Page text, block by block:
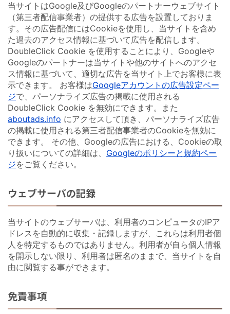
当サイトはGoogle及びGoogleのパートナーウェブサイト
（第三者配信事業者）の提供する広告を設置しておりま
す。その広告配信にはCookieを使用し、当サイトを含め
た過去のアクセス情報に基づいて広告を配信します。
DoubleClick Cookie を使用することにより、Googleや
Googleのパートナーは当サイトや他のサイトへのアクセ
ス情報に基づいて、適切な広告を当サイト上でお客様に表
示できます。 お客様はGoogleアカウントの広告設定ペー
ジで、パーソナライズ広告の掲載に使用される
DoubleClick Cookie を無効にできます。また
aboutads.info にアクセスして頂き、パーソナライズ広告
の掲載に使用される第三者配信事業者のCookieを無効に
できます。 その他、Googleの広告における、Cookieの取
り扱いについての詳細は、 Googleのポリシーと規約ペー
ジをご覧ください。
ウェブサーバの記録
当サイトのウェブサーバは、利用者のコンピュータのIPア
ドレスを自動的に収集・記録しますが、これらは利用者個
人を特定するものではありません。利用者が自ら個人情報
を開示しない限り、利用者は匿名のままで、当サイトを自
由に閲覧する事ができます。
免責事項